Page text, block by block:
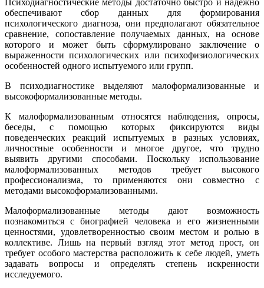
обеспечивают сбор данных для формирования
психологического диагноза, они предполагают обязательное
сравнение, сопоставление получаемых данных, на основе
которого и может быть сформулировано заключение о
выраженности психологических или психофизиологических
особенностей одного испытуемого или групп.
В психодиагностике выделяют малоформализованные и
высокоформализованные методы.
К малоформализованным относятся наблюдения, опросы,
беседы, с помощью которых фиксируются виды
поведенческих реакций испытуемых в разных условиях,
личностные особенности и многое другое, что трудно
выявить другими способами. Поскольку использование
малоформализованных методов требует высокого
профессионализма, то применяются они совместно с
методами высокоформализованными.
Малоформализованные методы дают возможность
познакомиться с биографией человека и его жизненными
ценностями, удовлетворенностью своим местом и ролью в
коллективе. Лишь на первый взгляд этот метод прост, он
требует особого мастерства расположить к себе людей, уметь
задавать вопросы и определять степень искренности
исследуемого.